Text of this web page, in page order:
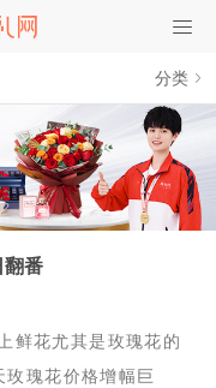
分类
翻番
鲜花尤其是玫瑰花的
瑰花价格增幅巨